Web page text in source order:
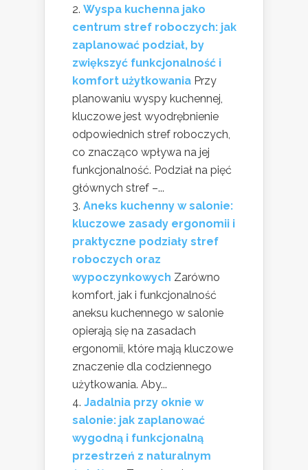
Wyspa kuchenna jako
centrum stref roboczych: jak
zaplanować podział, by
zwiększyć funkcjonalność i
komfort użytkowania Przy
planowaniu wyspy kuchennej,
kluczowe jest wyodrębnienie
odpowiednich stref roboczych,
co znacząco wpływa na jej
funkcjonalność. Podział na pięć
głównych stref –...
Aneks kuchenny w salonie:
kluczowe zasady ergonomii i
praktyczne podziały stref
roboczych oraz
wypoczynkowych Zarówno
komfort, jak i funkcjonalność
aneksu kuchennego w salonie
opierają się na zasadach
ergonomii, które mają kluczowe
znaczenie dla codziennego
użytkowania. Aby...
Jadalnia przy oknie w
salonie: jak zaplanować
wygodną i funkcjonalną
przestrzeń z naturalnym